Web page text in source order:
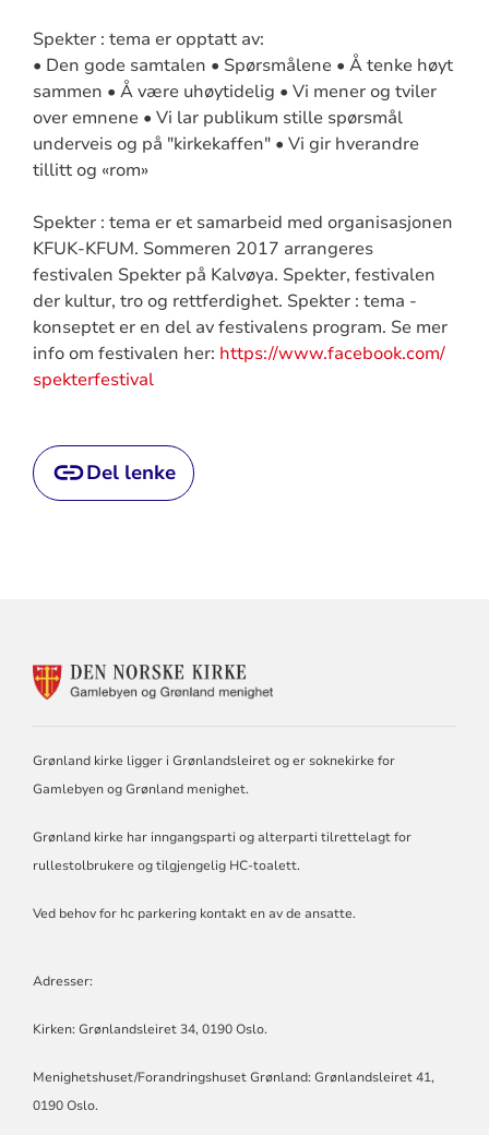
Spekter : tema er opptatt av:
• Den gode samtalen • Spørsmålene • Å tenke høyt
sammen • Å være uhøytidelig • Vi mener og tviler
over emnene • Vi lar publikum stille spørsmål
underveis og på "kirkekaffen" • Vi gir hverandre
tillitt og «rom»
Spekter : tema er et samarbeid med organisasjonen
KFUK-KFUM. Sommeren 2017 arrangeres
festivalen Spekter på Kalvøya. Spekter, festivalen
der kultur, tro og rettferdighet. Spekter : tema -
konseptet er en del av festivalens program. Se mer
info om festivalen her: https://www.facebook.com/
spekterfestival
Del lenke
FOR
GRØNLAND
Grønland kirke ligger i Grønlandsleiret og er soknekirke for
Gamlebyen og Grønland menighet.
Grønland kirke har inngangsparti og alterparti tilrettelagt for
rullestolbrukere og tilgjengelig HC-toalett.
Ved behov for hc parkering kontakt en av de ansatte.
Adresser:
Kirken: Grønlandsleiret 34, 0190 Oslo.
Menighetshuset/Forandringshuset Grønland: Grønlandsleiret 41,
0190 Oslo.